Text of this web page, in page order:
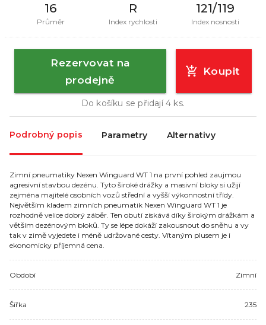
16
Průměr
R
Index rychlosti
121/119
Index nosnosti
Rezervovat na
prodejně
Koupit
Do košíku se přidají4 ks.
Podrobný popis Parametry Alternativy
Zimní pneumatiky Nexen Winguard WT 1 na první pohled zaujmou
agresivní stavbou dezénu. Tyto široké drážky a masivní bloky si užijí
zejména majitelé osobních vozů střední a vyšší výkonnostní třídy.
Největším kladem zimních pneumatik Nexen Winguard WT 1 je
rozhodně velice dobrý záběr. Ten obutí získává díky širokým drážkám a
větším dezénovým bloků. Ty se lépe dokáží zakousnout do sněhu a vy
tak v zimě vyjedete i méně udržované cesty. Vítaným plusem je i
ekonomicky příjemná cena.
Období Zimní
Šířka 235